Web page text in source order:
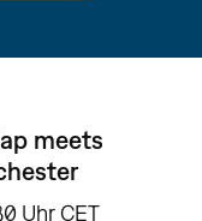
meets
Uhr CET